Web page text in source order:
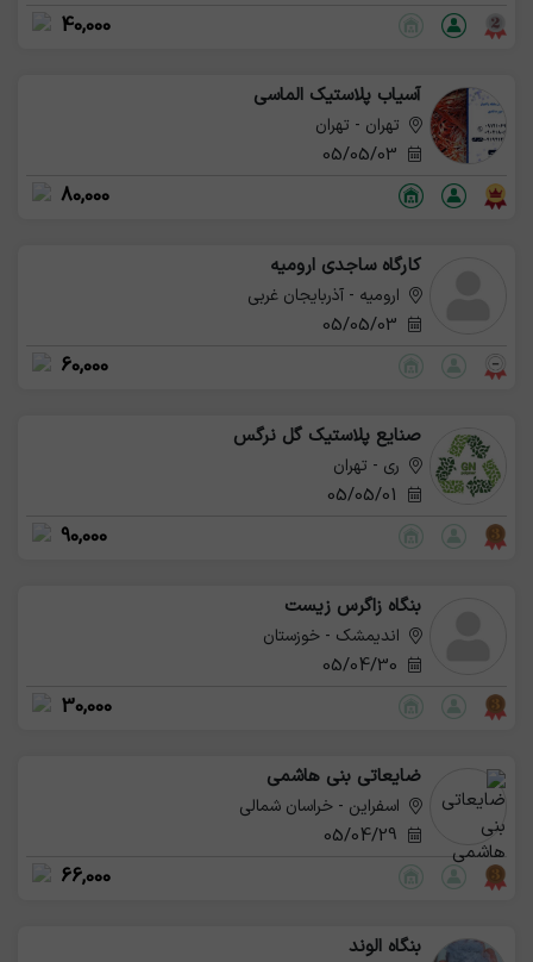
40,000
آسیاب پلاستیک الماسی
تهران - تهران
80,000
کارگاه ساجدی ارومیه
ارومیه - آذربایجان غربی
60,000
صنایع پلاستیک گل نرگس
ری - تهران
90,000
بنگاه زاگرس زیست
اندیمشک - خوزستان
30,000
ضایعاتی بنی هاشمی
اسفراین - خراسان شمالی
66,000
بنگاه الوند